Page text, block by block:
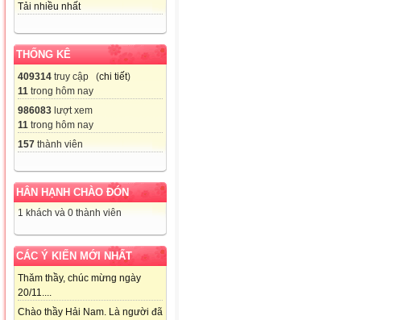
Tải nhiều nhất
THỐNG KÊ
409314 truy cập (chi tiết)
11 trong hôm nay
986083 lượt xem
11 trong hôm nay
157 thành viên
HÂN HẠNH CHÀO ĐÓN
1 khách và 0 thành viên
CÁC Ý KIẾN MỚI NHẤT
Thăm thầy, chúc mừng ngày
20/11....
Chào thầy Hải Nam. Là người đã